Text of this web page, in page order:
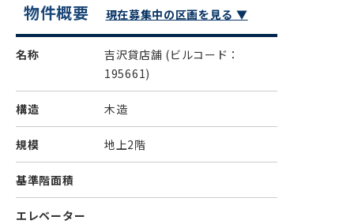
物件概要 現在募集中の区画を見る ▼
名称 吉沢貸店舗 (ビルコード：
195661)
構造 木造
規模 地上2階
基準階面積
エレベーター